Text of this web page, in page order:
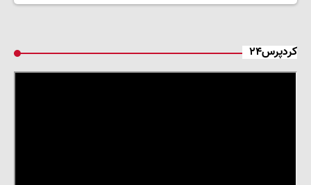
کردپرس۲۴